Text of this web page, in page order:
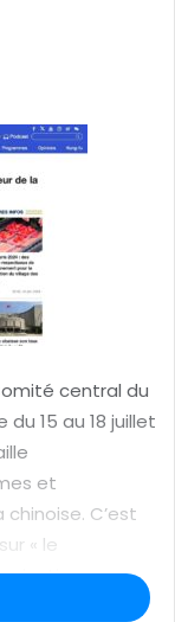
central du
15 au 18 juillet
et
C’est
« le
CGTN